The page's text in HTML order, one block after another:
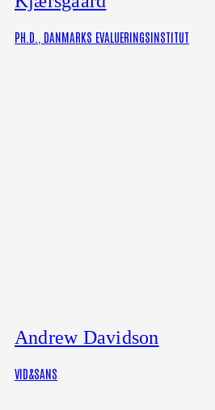
PH.D., DANMARKS EVALUERINGSINSTITUT
Andrew Davidson
VID&SANS